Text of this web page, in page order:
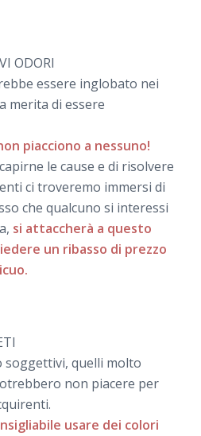
ODORI
essere inglobato nei
merita di essere
piacciono a nessuno!
le cause e di risolvere
ci troveremo immersi di
che qualcuno si interessi
si attaccherà a questo
un ribasso di prezzo
soggettivi, quelli molto
non piacere per
usare dei colori